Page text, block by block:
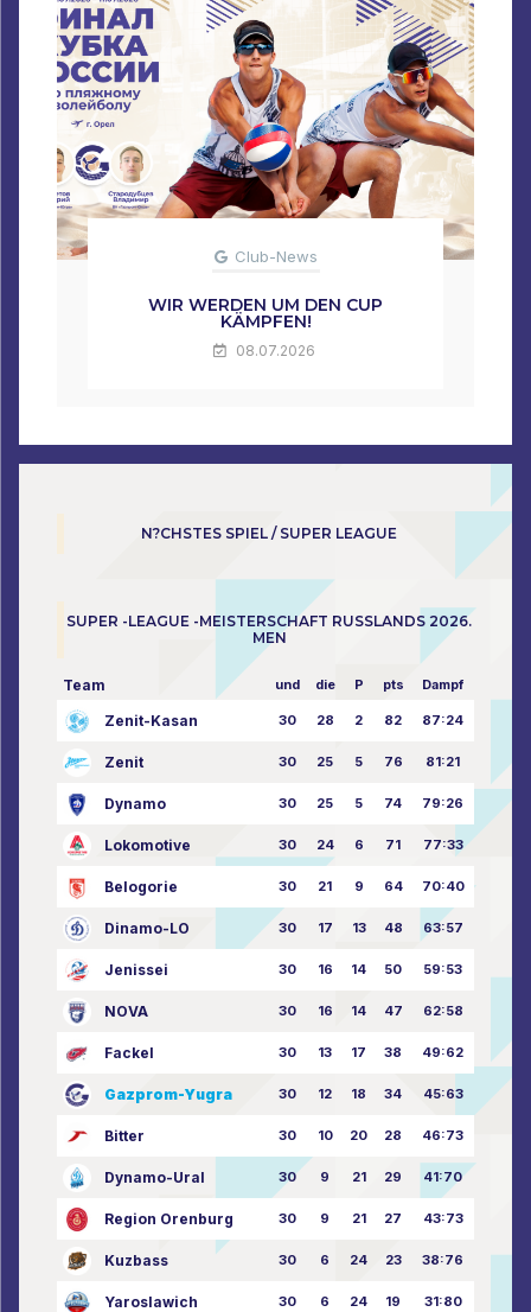
Club-News
WIR WERDEN UM DEN CUP
KÄMPFEN!
08.07.2026
N?CHSTES SPIEL / SUPER LEAGUE
SUPER -LEAGUE -MEISTERSCHAFT RUSSLANDS 2026.
MEN
Team und die P pts Dampf
Zenit-Kasan 30 28 2 82 87:24
Zenit 30 25 5 76 81:21
Dynamo 30 25 5 74 79:26
Lokomotive 30 24 6 71 77:33
Belogorie 30 21 9 64 70:40
Dinamo-LO 30 17 13 48 63:57
Jenissei 30 16 14 50 59:53
NOVA 30 16 14 47 62:58
Fackel 30 13 17 38 49:62
Gazprom-Yugra 30 12 18 34 45:63
Bitter 30 10 20 28 46:73
Dynamo-Ural 30 9 21 29 41:70
Region Orenburg 30 9 21 27 43:73
Kuzbass 30 6 24 23 38:76
Yaroslawich 30 6 24 19 31:80